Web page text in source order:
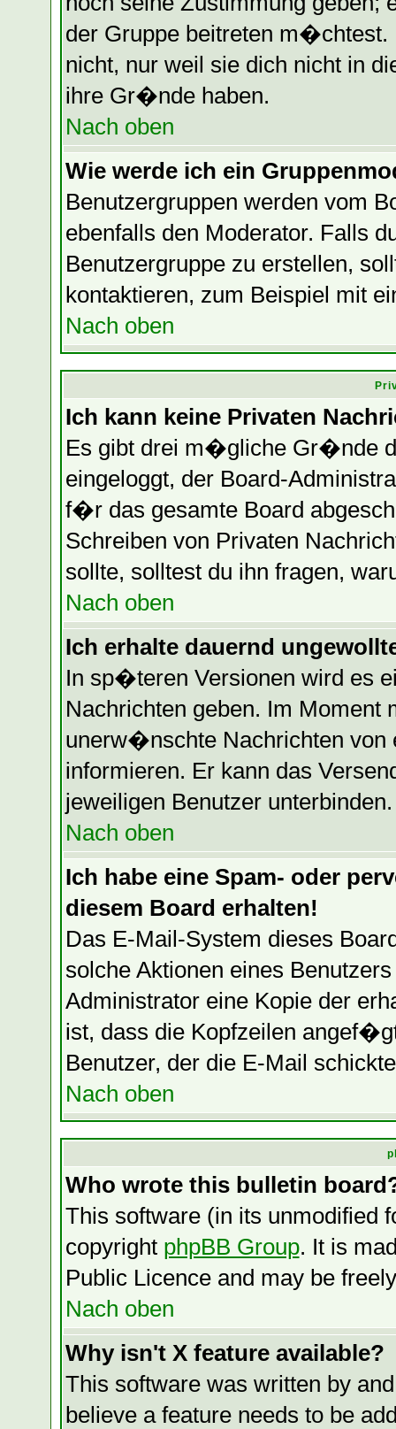
der Gruppe beitreten m�chtest.
nicht, nur weil sie dich nicht in
ihre Gr�nde haben.
Nach oben
Wie werde ich ein
Benutzergruppen werden vom
ebenfalls den Moderator. Falls
Benutzergruppe zu erstellen,
kontaktieren, zum Beispiel mit
Nach oben
Ich kann keine Privaten
Es gibt drei m�gliche Gr�nde
eingeloggt, der Board-
f�r das gesamte Board
Schreiben von Privaten
sollte, solltest du ihn fragen,
Nach oben
Ich erhalte dauernd
In sp�teren Versionen wird es
Nachrichten geben. Im Moment
unerw�nschte Nachrichten
informieren. Er kann das
jeweiligen Benutzer unterbinden.
Nach oben
Ich habe eine Spam- oder
diesem Board erhalten!
Das E-Mail-System dieses
solche Aktionen eines
Administrator eine Kopie der
ist, dass die Kopfzeilen
Benutzer, der die E-Mail
Nach oben
Who wrote this bulletin
This software (in its unmodified
copyright phpBB Group. It is
Public Licence and may be
Nach oben
Why isn't X feature available?
This software was written by
believe a feature needs to be